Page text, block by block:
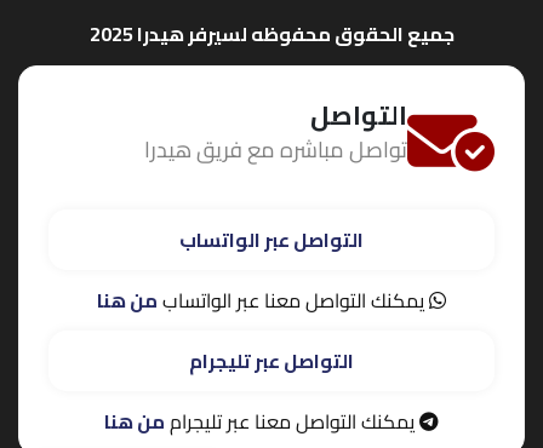
جميع الحقوق محفوظه لسيرفر هيدرا 2025
التواصل
تواصل مباشره مع فريق هيدرا
التواصل عبر الواتساب
يمكنك التواصل معنا عبر الواتسابمن هنا
التواصل عبر تليجرام
يمكنك التواصل معنا عبر تليجراممن هنا